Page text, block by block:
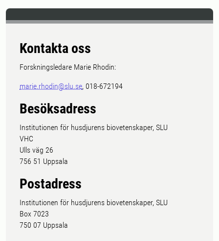
Kontakta oss
Forskningsledare Marie Rhodin:
marie.rhodin@slu.se, 018-672194
Besöksadress
Institutionen för husdjurens biovetenskaper, SLU
VHC
Ulls väg 26
756 51 Uppsala
Postadress
Institutionen för husdjurens biovetenskaper, SLU
Box 7023
750 07 Uppsala